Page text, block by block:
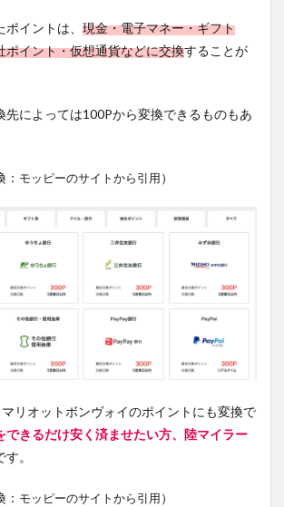
イントは、 現金・電子マネー・ギフト
ポイント・仮想通貨などに交換することが
先によっては100Pから変換できるものもあ
モッピーのサイトから引用）
リオットボンヴォイのポイント にも変換で
できるだけ安く済ませたい方、陸マイラー
。
モッピーのサイトから引用）